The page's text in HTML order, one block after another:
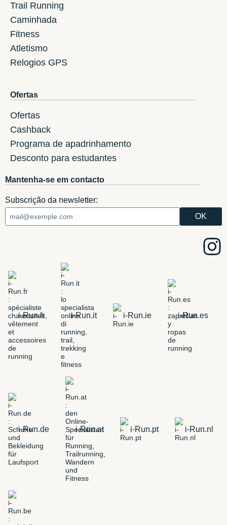
Trail Running
Caminhada
Fitness
Atletismo
Relogios GPS
Ofertas
Ofertas
Cashback
Programa de apadrinhamento
Desconto para estudantes
Mantenha-se em contacto
Subscrição da newsletter:
i-Run.fr i-Run.it i-Run.ie i-Run.es
i-Run.de i-Run.at i-Run.pt i-Run.nl